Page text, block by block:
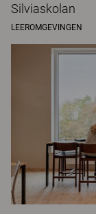
Silviaskolan
LEEROMGEVINGEN